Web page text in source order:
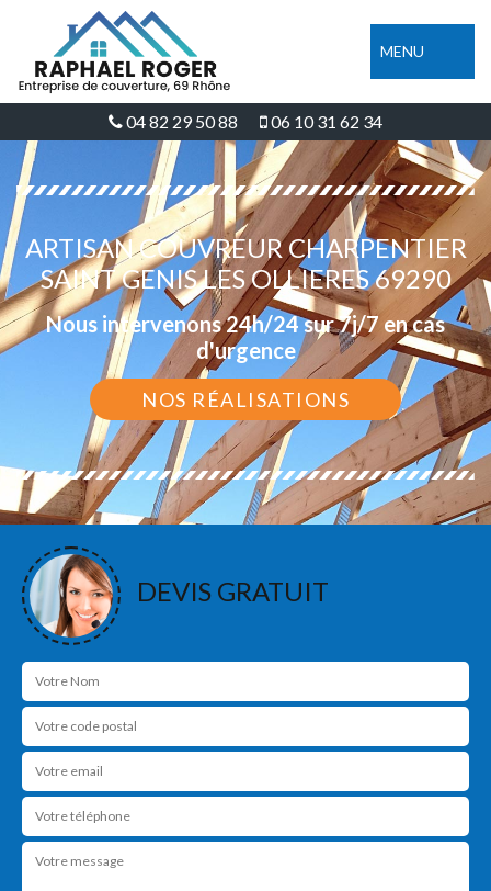
MENU
04 82 29 50 88 06 10 31 62 34
ARTISAN COUVREUR CHARPENTIER
SAINT GENIS LES OLLIERES 69290
Nous intervenons 24h/24 sur 7j/7 en cas
d'urgence
NOS RÉALISATIONS
DEVIS GRATUIT